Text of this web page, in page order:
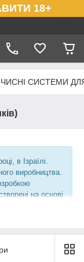
18+
СИСТЕМИ
в Ізраїлі.
виробництва.
на основі
була